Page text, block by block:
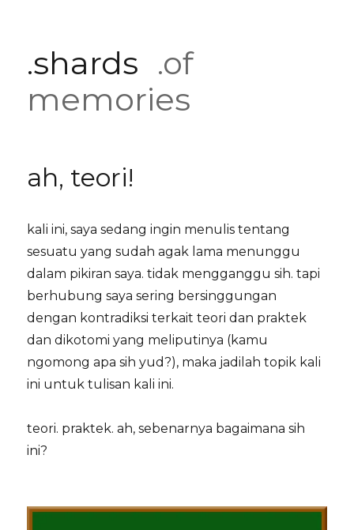
.shards .of
memories
ah, teori!
kali ini, saya sedang ingin menulis tentang
sesuatu yang sudah agak lama menunggu
dalam pikiran saya. tidak mengganggu sih. tapi
berhubung saya sering bersinggungan
dengan kontradiksi terkait teori dan praktek
dan dikotomi yang meliputinya (kamu
ngomong apa sih yud?), maka jadilah topik kali
ini untuk tulisan kali ini.
teori. praktek. ah, sebenarnya bagaimana sih
ini?